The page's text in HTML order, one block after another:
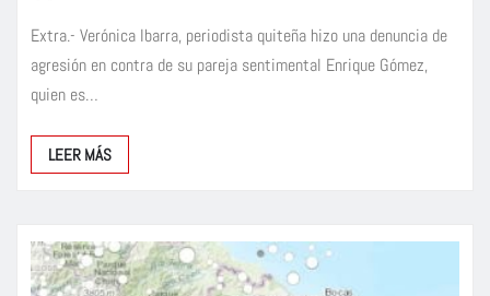
Extra.- Verónica Ibarra, periodista quiteña hizo una denuncia de
agresión en contra de su pareja sentimental Enrique Gómez,
quien es…
LEER MÁS